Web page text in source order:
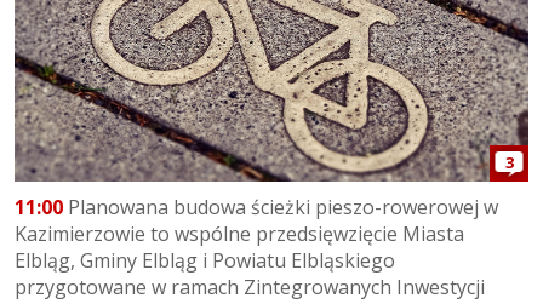
3
11:00 Planowana budowa ścieżki pieszo-rowerowej w
Kazimierzowie to wspólne przedsięwzięcie Miasta
Elbląg, Gminy Elbląg i Powiatu Elbląskiego
przygotowane w ramach Zintegrowanych Inwestycji